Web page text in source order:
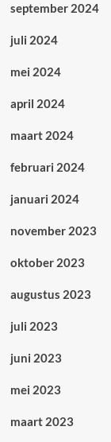
september 2024
juli 2024
mei 2024
april 2024
maart 2024
februari 2024
januari 2024
november 2023
oktober 2023
augustus 2023
juli 2023
juni 2023
mei 2023
maart 2023